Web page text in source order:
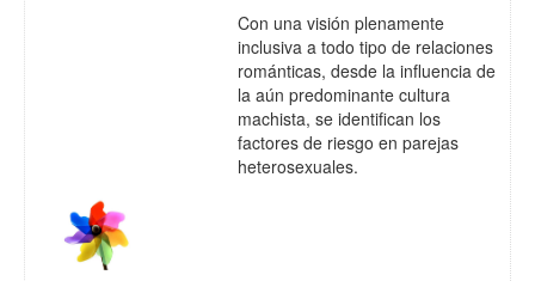
Con una visión plenamente
inclusiva a todo tipo de relaciones
románticas, desde la influencia de
la aún predominante cultura
machista, se identifican los
factores de riesgo en parejas
heterosexuales.